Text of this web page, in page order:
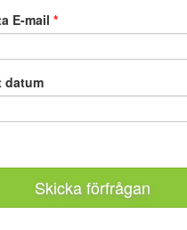
E-mail*
datum
Skicka förfrågan